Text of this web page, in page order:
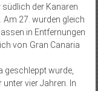
der Kanaren
Am 27. wurden gleich
in Entfernungen
von Gran Canaria
geschleppt wurde,
vier Jahren. In